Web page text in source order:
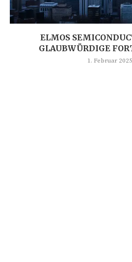
ELMOS
GLAUBWÜRDIGE
1. Februar 2025